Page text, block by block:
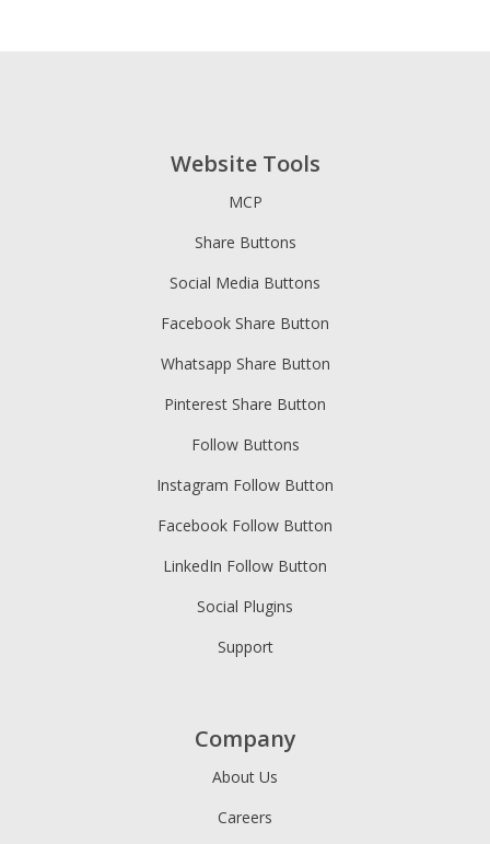
Website Tools
MCP
Share Buttons
Social Media Buttons
Facebook Share Button
Whatsapp Share Button
Pinterest Share Button
Follow Buttons
Instagram Follow Button
Facebook Follow Button
LinkedIn Follow Button
Social Plugins
Support
Company
About Us
Careers